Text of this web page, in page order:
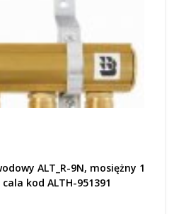
ALT_R-9N, mosiężny 1
kod ALTH-951391